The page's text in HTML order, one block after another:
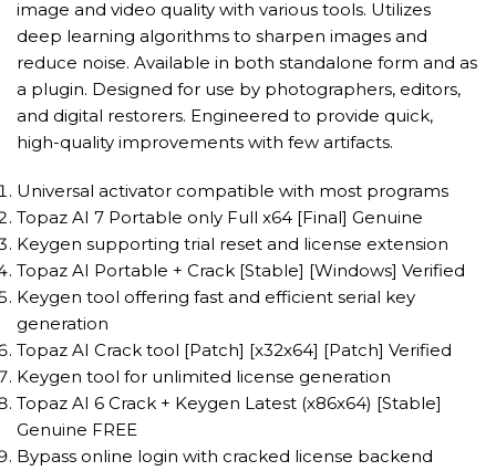
image and video quality with various tools. Utilizes
deep learning algorithms to sharpen images and
reduce noise. Available in both standalone form and as
a plugin. Designed for use by photographers, editors,
and digital restorers. Engineered to provide quick,
high-quality improvements with few artifacts.
Universal activator compatible with most programs
Topaz AI 7 Portable only Full x64 [Final] Genuine
Keygen supporting trial reset and license extension
Topaz AI Portable + Crack [Stable] [Windows] Verified
Keygen tool offering fast and efficient serial key
generation
Topaz AI Crack tool [Patch] [x32x64] [Patch] Verified
Keygen tool for unlimited license generation
Topaz AI 6 Crack + Keygen Latest (x86x64) [Stable]
Genuine FREE
Bypass online login with cracked license backend